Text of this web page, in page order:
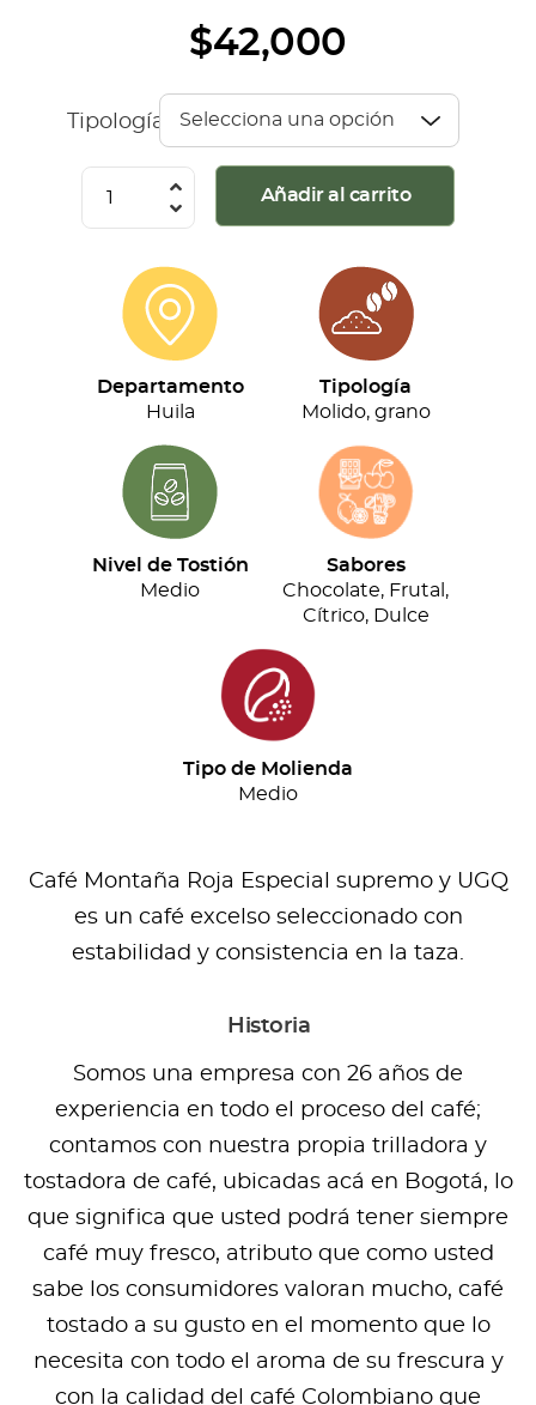
Cerrar Sesión
$42,000
Tipología
Especial
(500g)
cantidad
Añadir al carrito
Departamento
Huila
Tipología
Molido, grano
Nivel de Tostión
Medio
Sabores
Chocolate, Frutal,
Cítrico, Dulce
Tipo de Molienda
Medio
Café Montaña Roja Especial supremo y UGQ
es un café excelso seleccionado con
estabilidad y consistencia en la taza.
Historia
Somos una empresa con 26 años de
experiencia en todo el proceso del café;
contamos con nuestra propia trilladora y
tostadora de café, ubicadas acá en Bogotá, lo
que significa que usted podrá tener siempre
café muy fresco, atributo que como usted
sabe los consumidores valoran mucho, café
tostado a su gusto en el momento que lo
necesita con todo el aroma de su frescura y
con la calidad del café Colombiano que